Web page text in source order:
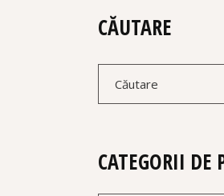
CĂUTARE
Caută:
CATEGORII DE